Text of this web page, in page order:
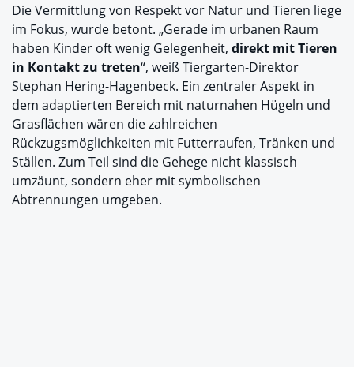
Die Vermittlung von Respekt vor Natur und Tieren liege
im Fokus, wurde betont. „Gerade im urbanen Raum
haben Kinder oft wenig Gelegenheit, direkt mit Tieren
in Kontakt zu treten“, weiß Tiergarten-Direktor
Stephan Hering-Hagenbeck. Ein zentraler Aspekt in
dem adaptierten Bereich mit naturnahen Hügeln und
Grasflächen wären die zahlreichen
Rückzugsmöglichkeiten mit Futterraufen, Tränken und
Ställen. Zum Teil sind die Gehege nicht klassisch
umzäunt, sondern eher mit symbolischen
Abtrennungen umgeben.